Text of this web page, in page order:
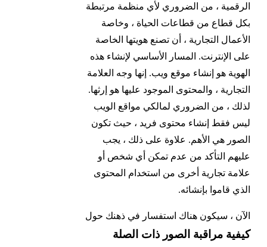
الرقمية ، من الضروري لأي منظمة مرتبطة
بكل قطاع من قطاعات الحياة ، وخاصة
الأعمال التجارية ، أن تصنع هويتها الخاصة
على الإنترنت. المسار الأساسي لإنشاء هذه
الهوية هو إنشاء موقع ويب. إنها وجه العلامة
التجارية ، والمحتوى الموجود عليها هو إرثها.
لذلك ، من الضروري لمالكي مواقع الويب
ليس فقط إنشاء محتوى فريد ، حيث تكون
الصور هي الأهم. علاوة على ذلك ، يجب
عليهم التأكد من عدم تمكن أي شخص أو
علامة تجارية أخرى من استخدام المحتوى
الذي قاموا بإنشائه.
الآن ، سيكون هناك استفسار في ذهنك حول
كيفية مراقبة الصور ذات الصلة